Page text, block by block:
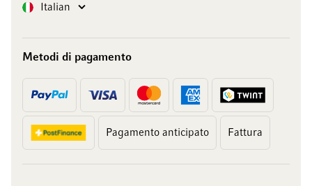
Lingua Italian
Metodi di pagamento
Pagamento anticipato Fattura